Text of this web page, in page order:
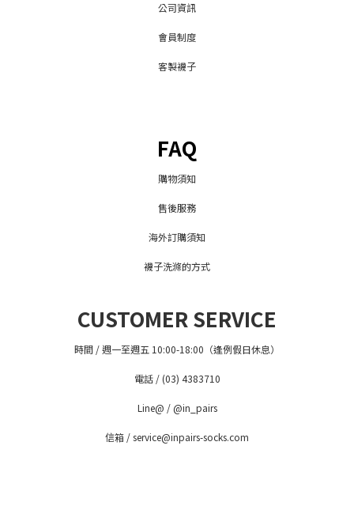
公司資訊
會員制度
客製襪子
FAQ
購物須知
售後服務
海外訂購須知
襪子洗滌的方式
CUSTOMER SERVICE
時間 / 週一至週五 10:00-18:00（逢例假日休息）
電話 / (03) 4383710
Line@ / @in_pairs
信箱 / service@inpairs-socks.com